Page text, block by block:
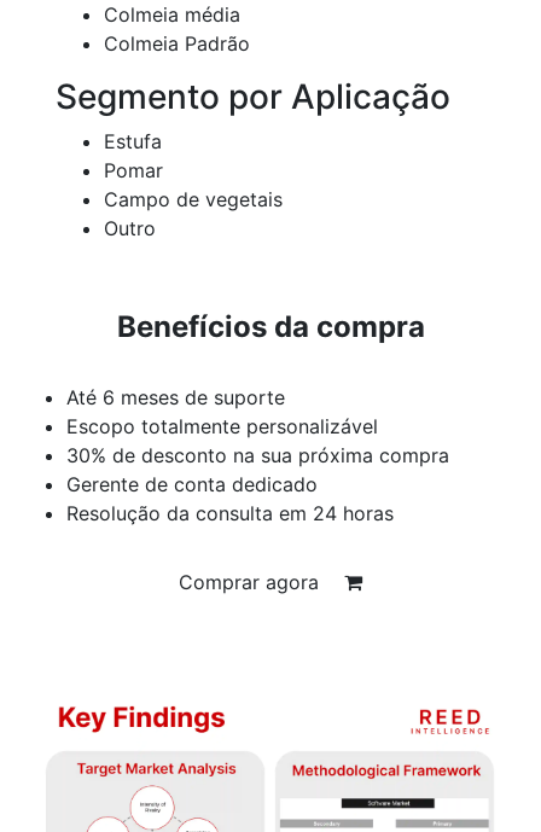
Colmeia média
Colmeia Padrão
Segmento por Aplicação
Estufa
Pomar
Campo de vegetais
Outro
Benefícios da compra
Até 6 meses de suporte
Escopo totalmente personalizável
30% de desconto na sua próxima compra
Gerente de conta dedicado
Resolução da consulta em 24 horas
Comprar agora